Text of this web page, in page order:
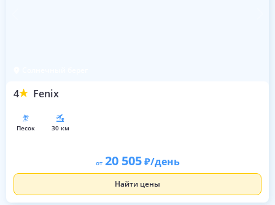
4 Fenix
песок 30 км
от 20 505 /день
Найти цены